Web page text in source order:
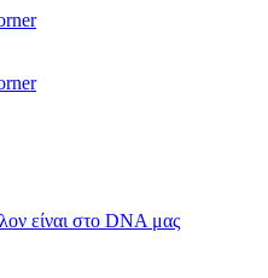
είναι στο DNA μας